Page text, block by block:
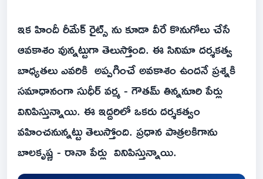
ఇక హిందీ రీమేక్ రైట్స్ ను కూడా వీరే కొనుగోలు చేసే
ఆవకాశం వున్నట్టుగా తెలుస్తోంది. ఈ సినిమా దర్శకత్వ
బాధ్యతలు ఎవరికి అప్పగించే అవకాశం ఉందనే ప్రశ్నకి
సమాధానంగా సుధీర్ వర్మ - గౌతమ్ తిన్ననూరి పేర్లు
వినిపిస్తున్నాయి. ఈ ఇద్దరిలో ఒకరు దర్శకత్వం
వహించనున్నట్టు తెలుస్తోంది. ప్రధాన పాత్రలకిగాను
బాలకృష్ణ - రానా పేర్లు వినిపిస్తున్నాయి.